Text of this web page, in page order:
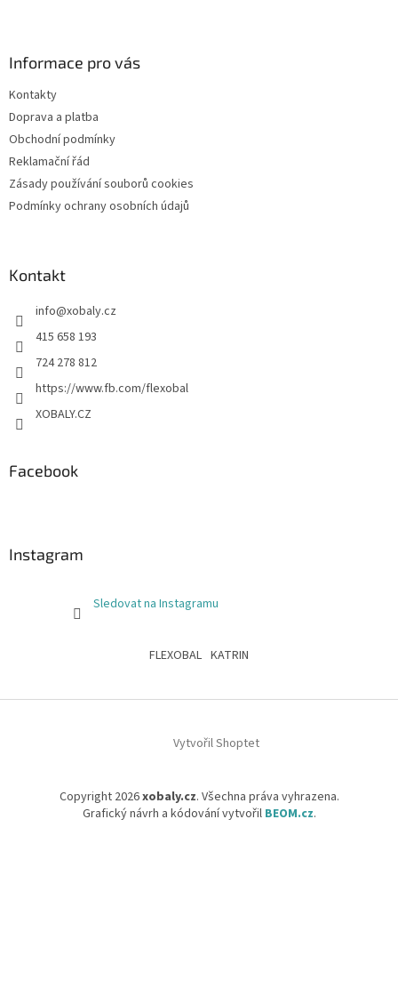
Informace pro vás
Kontakty
Doprava a platba
Obchodní podmínky
Reklamační řád
Zásady používání souborů cookies
Podmínky ochrany osobních údajů
Kontakt
info@xobaly.cz
415 658 193
724 278 812
https://www.fb.com/flexobal
XOBALY.CZ
Facebook
Instagram
Sledovat na Instagramu
FLEXOBAL KATRIN
Vytvořil Shoptet
Copyright 2026xobaly.cz. Všechna práva vyhrazena.
Grafický návrh a kódování vytvořil BEOM.cz.